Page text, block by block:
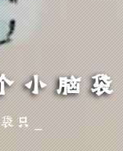
小脑袋
瑰一片，